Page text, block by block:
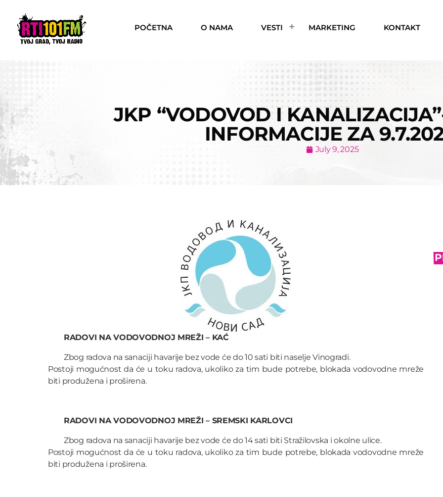
POČETNA O NAMA VESTI MARKETING KONTAKT
JKP “VODOVOD I
INFORMACIJE ZA
July 9, 2025
RADOVI NA VODOVODNOJ MREŽI – KAĆ
Zbog radova na sanaciji havarije bez vode će do 10 sati biti naselje Vinogradi.
Postoji mogućnost da će u toku radova, ukoliko za tim bude potrebe, blokada vodovodne mreže
biti produžena i proširena.
RADOVI NA VODOVODNOJ MREŽI – SREMSKI KARLOVCI
Zbog radova na sanaciji havarije bez vode će do 14 sati biti Stražilovska i okolne ulice.
Postoji mogućnost da će u toku radova, ukoliko za tim bude potrebe, blokada vodovodne mreže
biti produžena i proširena.